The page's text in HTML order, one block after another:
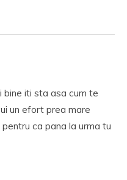
bine iti sta asa cum te
un efort prea mare
ca pana la urma tu